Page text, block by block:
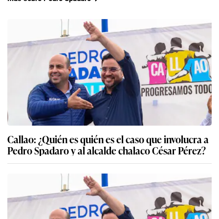
Callao: ¿Quién es quién es el caso que involucra a
Pedro Spadaro y al alcalde chalaco César Pérez?